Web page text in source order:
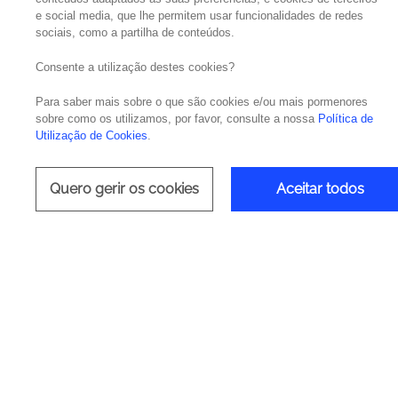
Distinguida no Gartner
A Delinea simplifica e reforça
ambientes cloud, on-premises e
ameaças relacionadas com a
e social media, que lhe permitem usar funcionalidades de redes
sociais, como a partilha de conteúdos.
Consente a utilização destes cookies?
Para saber mais sobre o que são cookies e/ou mais pormenores
sobre como os utilizamos, por favor, consulte a nossa Política de
Utilização de Cookies.
Quero gerir os cookies Aceitar todos